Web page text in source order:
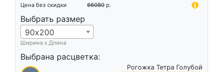
Цена без скидки 66080 р.
Выбрать размер
90х200
Ширина х Длина
Выбрана расцветка:
Рогожка Тетра Голубой